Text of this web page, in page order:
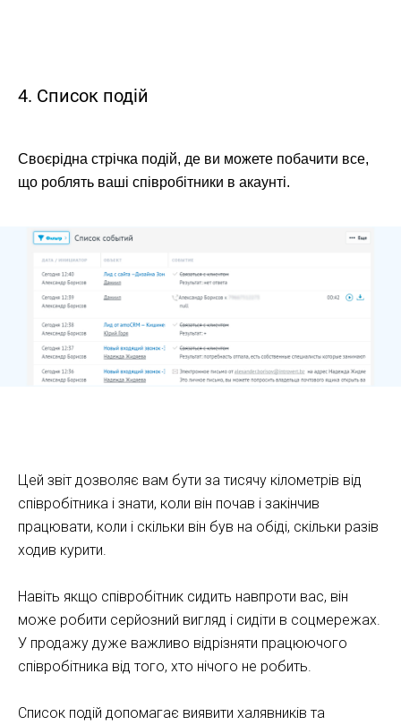
4. Список подій
Своєрідна стрічка подій, де ви можете побачити все,
що роблять ваші співробітники в акаунті.
Цей звіт дозволяє вам бути за тисячу кілометрів від
співробітника і знати, коли він почав і закінчив
працювати, коли і скільки він був на обіді, скільки разів
ходив курити.
Навіть якщо співробітник сидить навпроти вас, він
може робити серйозний вигляд і сидіти в соцмережах.
У продажу дуже важливо відрізняти працюючого
співробітника від того, хто нічого не робить.
Список подій допомагає виявити халявників та